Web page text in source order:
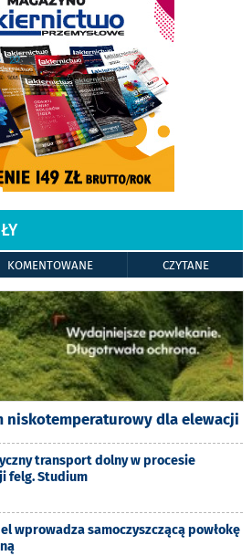
KOMENTOWANE CZYTANE
niskotemperaturowy dla elewacji
transport dolny w procesie
felg. Studium
wprowadza samoczyszczącą powłokę